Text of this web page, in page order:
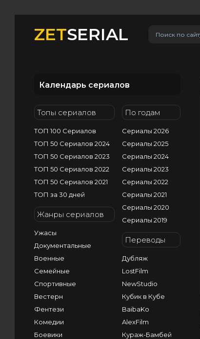
ZETSERIAL
Календарь сериалов
Топы сериалов
ТОП 100 Сериалов
ТОП 50 Сериалов 2024
ТОП 50 Сериалов 2023
ТОП 50 Сериалов 2022
ТОП 50 Сериалов 2021
ТОП за 30 дней
Жанры сериалов
Ужасы
Документальные
Военные
Семейные
Спортивные
Вестерн
Фентези
Комедии
Боевики
По годам
Сериалы 2026
Сериалы 2025
Сериалы 2024
Сериалы 2023
Сериалы 2022
Сериалы 2021
Сериалы 2020
Сериалы 2019
Переводы
Дубляж
LostFilm
NewStudio
Кубик в Кубе
BaibaKo
AlexFilm
Кураж-Бамбей